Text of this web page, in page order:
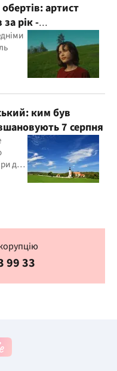
артист
рік -
одна"
ким був
7 серпня
до
99 33